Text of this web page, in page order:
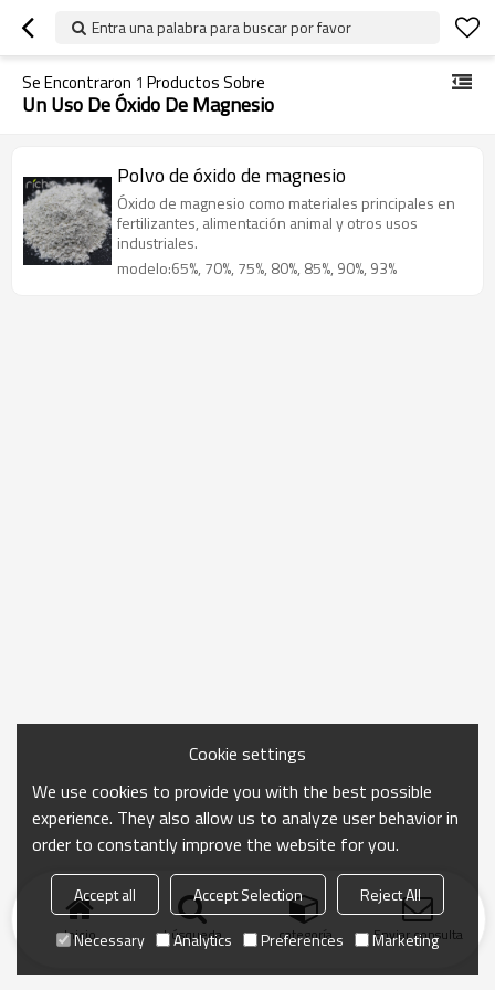
Entra una palabra para buscar por favor
Se Encontraron 1 Productos Sobre
Un Uso De Óxido De Magnesio
Polvo de óxido de magnesio
Óxido de magnesio como materiales principales en
fertilizantes, alimentación animal y otros usos
industriales.
modelo:65%, 70%, 75%, 80%, 85%, 90%, 93%
Inicio búsqueda categoría Enviar consulta
Cookie settings
We use cookies to provide you with the best possible
experience. They also allow us to analyze user behavior in
order to constantly improve the website for you.
Accept all Accept Selection
Reject All
Necessary
Analytics Preferences Marketing